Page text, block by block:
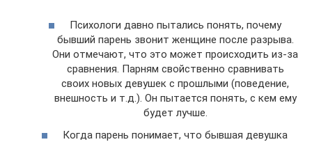
Психологи давно пытались понять, почему
бывший парень звонит женщине после разрыва.
Они отмечают, что это может происходить из-за
сравнения. Парням свойственно сравнивать
своих новых девушек с прошлыми (поведение,
внешность и т.д.). Он пытается понять, с кем ему
будет лучше.
Когда парень понимает, что бывшая девушка